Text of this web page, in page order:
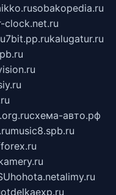
sobakopedia.ru
clock.net.ru
7bit.pp.rukalugatur.ru
схема-авто.рф
music8.spb.ru
hohota.netalimy.ru
otdelkaexp.ru